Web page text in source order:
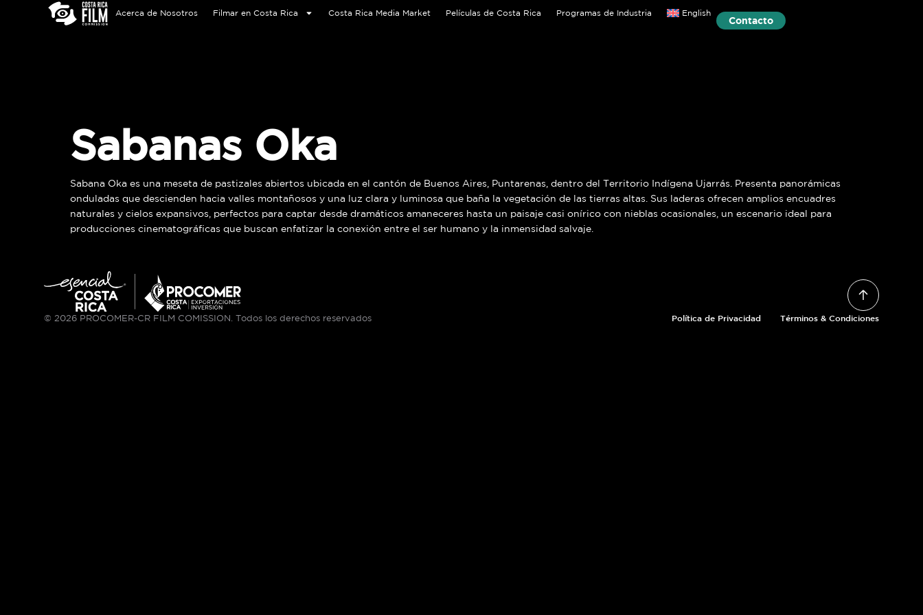
Acerca de Nosotros Filmar en Costa Rica Costa Rica Media Market Películas de Costa Rica Programas de Industria English
Contacto
Sabanas Oka
Sabana Oka es una meseta de pastizales abiertos ubicada en el cantón de Buenos Aires, Puntarenas, dentro del Territorio Indígena Ujarrás. Presenta panorámicas
onduladas que descienden hacia valles montañosos y una luz clara y luminosa que baña la vegetación de las tierras altas. Sus laderas ofrecen amplios encuadres
naturales y cielos expansivos, perfectos para captar desde dramáticos amaneceres hasta un paisaje casi onírico con nieblas ocasionales, un escenario ideal para
producciones cinematográficas que buscan enfatizar la conexión entre el ser humano y la inmensidad salvaje.
© 2026 PROCOMER-CR FILM COMISSION. Todos los derechos reservados Política de Privacidad Términos & Condiciones